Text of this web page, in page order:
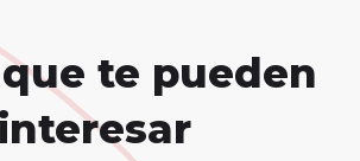
te pueden
interesar